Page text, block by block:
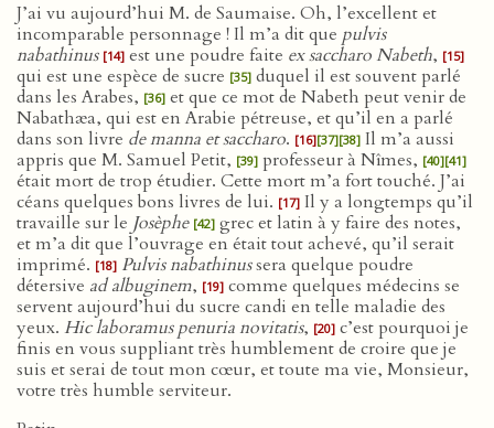
J’ai vu aujourd’hui M. de Saumaise. Oh, l’excellent et
incomparable personnage ! Il m’a dit que pulvis
nabathinus [14] est une poudre faite ex saccharo Nabeth, [15]
qui est une espèce de sucre [35] duquel il est souvent parlé
dans les Arabes, [36] et que ce mot de Nabeth peut venir de
Nabathæa, qui est en Arabie pétreuse, et qu’il en a parlé
dans son livre de manna et saccharo. [16][37][38] Il m’a aussi
appris que M. Samuel Petit, [39] professeur à Nîmes, [40][41]
était mort de trop étudier. Cette mort m’a fort touché. J’ai
céans quelques bons livres de lui. [17] Il y a longtemps qu’il
travaille sur le Josèphe [42] grec et latin à y faire des notes,
et m’a dit que l’ouvrage en était tout achevé, qu’il serait
imprimé. [18] Pulvis nabathinussera quelque poudre
détersive ad albuginem, [19] comme quelques médecins se
servent aujourd’hui du sucre candi en telle maladie des
yeux. Hic laboramus penuria novitatis, [20] c’est pourquoi je
finis en vous suppliant très humblement de croire que je
suis et serai de tout mon cœur, et toute ma vie, Monsieur,
votre très humble serviteur.